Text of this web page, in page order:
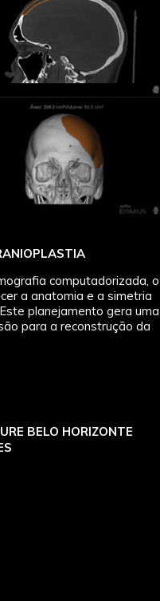
computadorizada, o
a anatomia e a simetria
planejamento gera uma
para a reconstrução da
BELO HORIZONTE